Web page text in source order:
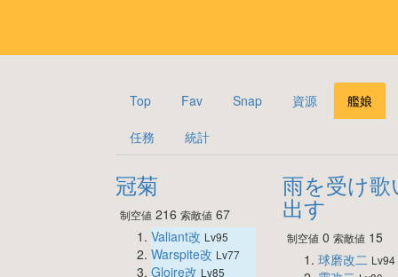
Top Fav Snap 資源 艦娘
任務 統計
冠菊
制空値 216 索敵値 67
Valiant改 Lv95
Warspite改 Lv77
Gloire改 Lv85
雨を受け歌
出す
制空値0 索敵値15
球磨改二 Lv94